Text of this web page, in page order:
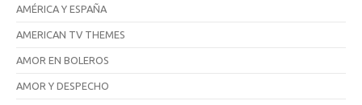
AMÉRICA Y ESPAÑA
AMERICAN TV THEMES
AMOR EN BOLEROS
AMOR Y DESPECHO